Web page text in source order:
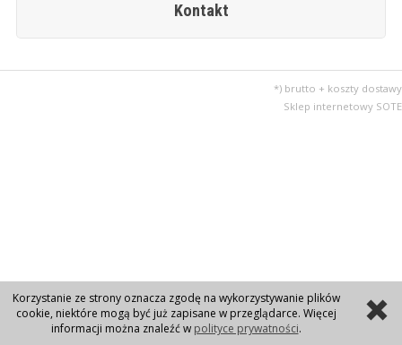
Kontakt
*) brutto + koszty dostawy
Sklep internetowy SOTE
Korzystanie ze strony oznacza zgodę na wykorzystywanie plików
cookie, niektóre mogą być już zapisane w przeglądarce. Więcej
informacji można znaleźć w polityce prywatności.